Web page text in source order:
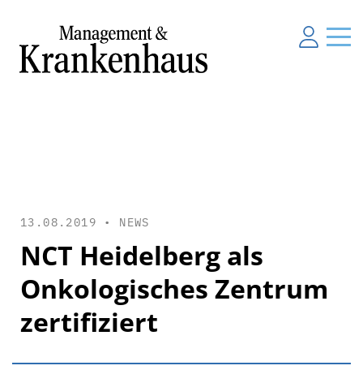
13.08.2019 • NEWS
NCT Heidelberg als
Onkologisches Zentrum
zertifiziert